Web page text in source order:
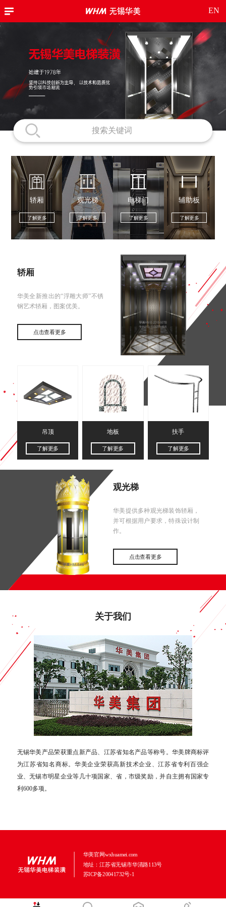
EN
轿厢
了解更多
观光梯
了解更多
电梯门
了解更多
辅助板
了解更多
轿厢
华美全新推出的“浮雕大师”不锈
钢艺术轿厢，图案优美。
点击查看更多
吊顶
了解更多
地板
了解更多
扶手
了解更多
观光梯
华美提供多种观光梯装饰轿厢，
并可根据用户要求，特殊设计制
作。
点击查看更多
关于我们
无锡华美产品荣获重点新产品、江苏省知名产品等称号。华美牌商标评
为江苏省知名商标。华美企业荣获高新技术企业、江苏省专利百强企
业、无锡市明星企业等几十项国家、省，市级奖励，并自主拥有国家专
利600多项。
华美官网wxhuamei.com
地址：江苏省无锡市华清路113号
苏ICP备20041732号-1